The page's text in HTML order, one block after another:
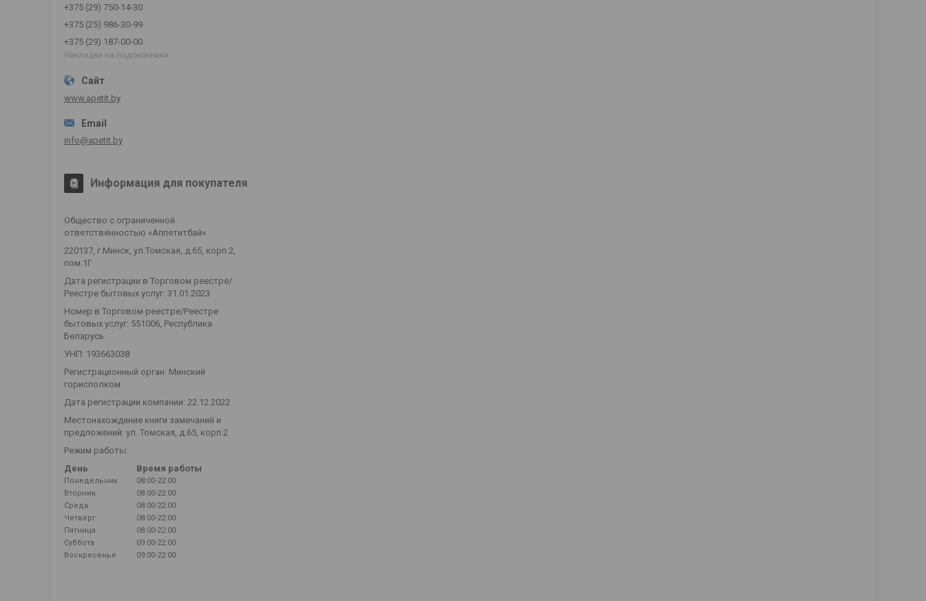
+375 (29) 750-14-30
+375 (25) 986-30-99
+375 (29) 187-00-00
Накладки на подоконники
www.apetit.by
info@apetit.by
Информация для покупателя
Общество с ограниченной
ответственностью «Аппетитбай»
220137, г.Минск, ул.Томская, д.65, корп.2,
пом.1Г
Дата регистрации в Торговом реестре/
Реестре бытовых услуг: 31.01.2023
Номер в Торговом реестре/Реестре
бытовых услуг: 551006, Республика
Беларусь
УНП: 193663038
Регистрационный орган: Минский
горисполком
Дата регистрации компании: 22.12.2022
Местонахождение книги замечаний и
предложений: ул. Томская, д.65, корп.2
Режим работы:
День
Время работы
Понедельник
08:00-22:00
Вторник
08:00-22:00
Среда
08:00-22:00
Четверг
08:00-22:00
Пятница
08:00-22:00
Суббота
09:00-22:00
Воскресенье
09:00-22:00